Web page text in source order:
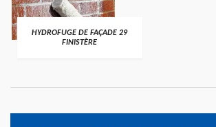
HYDROFUGE DE FAÇADE 29
FINISTÈRE